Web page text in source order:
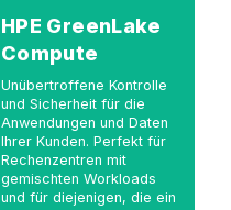
HPE GreenLake
Compute
Unübertroffene Kontrolle
und Sicherheit für die
Anwendungen und Daten
Ihrer Kunden. Perfekt für
Rechenzentren mit
gemischten Workloads
und für diejenigen, die ein